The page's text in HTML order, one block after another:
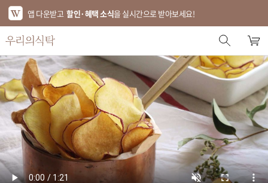
앱 다운받고 할인·혜택 소식을 실시간으로 받아보세요!
스토어 홈
에디터 추천
한정특가
베스트
신상품